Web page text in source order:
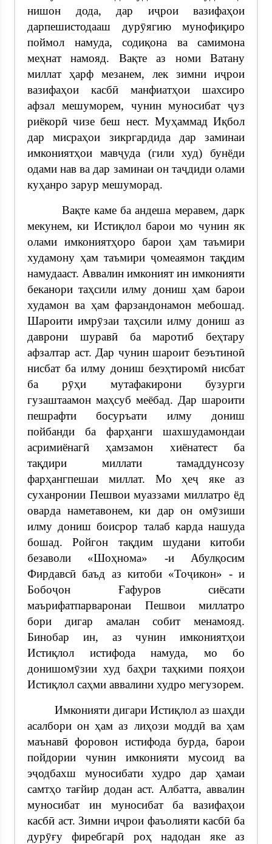
нишон дода, дар иҷрои вазифаҳои
дарпешистодааш дурӯягию мунофиқиро
поймол намуда, содиқона ва самимона
меҳнат намояд. Вақте аз номи Ватану
миллат ҳарф мезанем, лек зимни иҷрои
вазифаҳои касбӣ манфиатҳои шахсиро
афзал мешуморем, чунин муносибат ҷуз
риёкорӣ чизе беш нест. Муҳаммад Иқбол
дар мисраҳои зикргардида дар заминаи
имкониятҳои мавҷуда (гили худ) бунёди
одами нав ва дар заминаи он таҷдиди олами
куҳанро зарур мешуморад.
Вақте каме ба андеша меравем, дарк
мекунем, ки Истиқлол барои мо чунин як
олами имкониятҳоро барои ҳам таъмири
худамону ҳам таъмири ҷомеаямон тақдим
намудааст. Аввалин имконият ин имконияти
беканори таҳсили илму дониш ҳам барои
худамон ва ҳам фарзандонамон мебошад.
Шароити имрӯзаи таҳсили илму дониш аз
даврони шуравӣ ба маротиб беҳтару
афзалтар аст. Дар чунин шароит беэътиноӣ
нисбат ба илму дониш беэҳтиромӣ нисбат
ба рӯҳи мутафакирони бузурги
гузаштаамон маҳсуб меёбад. Дар шароити
пешрафти босуръати илму дониш
пойбанди ба фарҳанги шахшудамондаи
асримиёнагӣ ҳамзамон хиёнатест ба
тақдири миллати тамаддунсозу
фарҳангпешаи миллат. Мо ҳеҷ яке аз
суханронии Пешвои муаззами миллатро ёд
оварда наметавонем, ки дар он омӯзиши
илму дониш боисрор талаб карда нашуда
бошад. Ройгон тақдим шудани китоби
безаволи «Шоҳнома» -и Абулқосим
Фирдавсӣ баъд аз китоби «Тоҷикон» - и
Бобоҷон Ғафуров сиёсати
маърифатпарваронаи Пешвои миллатро
бори дигар амалан собит менамояд.
Бинобар ин, аз чунин имкониятҳои
Истиқлол истифода намуда, мо бо
донишомӯзии худ баҳри таҳкими пояҳои
Истиқлол саҳми аввалини худро мегузорем.
Имконияти дигари Истиқлол аз шаҳди
асалбори он ҳам аз лиҳози моддӣ ва ҳам
маънавӣ форовон истифода бурда, барои
пойдории чунин имконияти мусоид ва
эҷодбахш муносибати худро дар ҳамаи
самтҳо тағйир додан аст. Албатта, аввалин
муносибат ин муносибат ба вазифаҳои
касбӣ аст. Зимни иҷрои фаъолияти касбӣ ба
дурӯғу фиребгарӣ роҳ надодан яке аз